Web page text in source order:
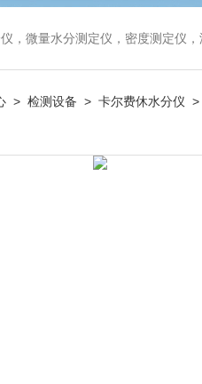
，微量水分测定仪，密度测定仪
> 检测设备 > 卡尔费休水分仪 >